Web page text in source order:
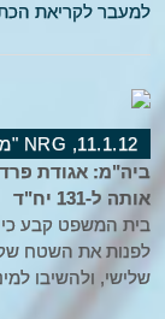
למעבר לקריאת
11.1.12, NRG "מעריב"
ביה"מ: אגודת
אותה ל-131 יח"ד
בית המשפט קבע כי
לפנות את השטח
שלישי, ולהשיבו